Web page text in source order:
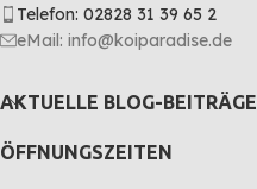
Telefon: 02828 31 39 65 2
eMail: info@koiparadise.de
AKTUELLE BLOG-BEITRÄGE
ÖFFNUNGSZEITEN